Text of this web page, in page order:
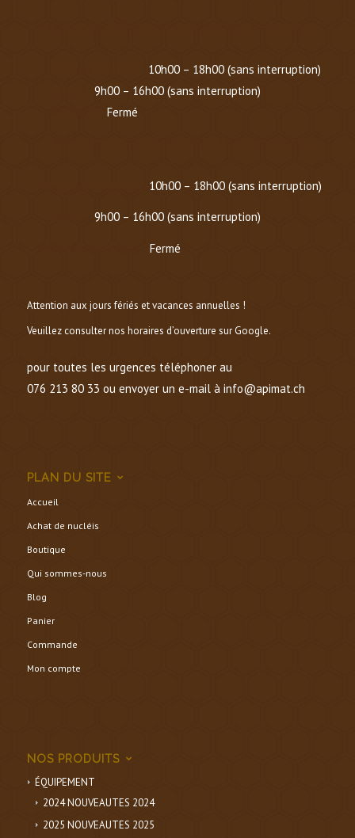
10h00 – 18h00 (sans interruption)
9h00 – 16h00 (sans interruption)
Fermé
10h00 – 18h00 (sans interruption)
9h00 – 16h00 (sans interruption)
Fermé
Attention aux jours fériés et vacances annuelles !
Veuillez consulter nos horaires d’ouverture sur Google.
pour toutes les urgences téléphoner au
076 213 80 33 ou envoyer un e-mail à info@apimat.ch
PLAN DU SITE
Accueil
Achat de nucléis
Boutique
Qui sommes-nous
Blog
Panier
Commande
Mon compte
NOS PRODUITS
ÉQUIPEMENT
2024 NOUVEAUTES 2024
2025 NOUVEAUTES 2025